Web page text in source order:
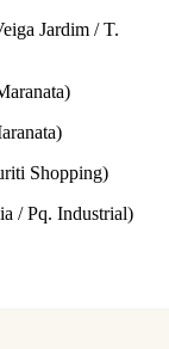
Jardim / T.
Shopping)
/ Pq. Industrial)